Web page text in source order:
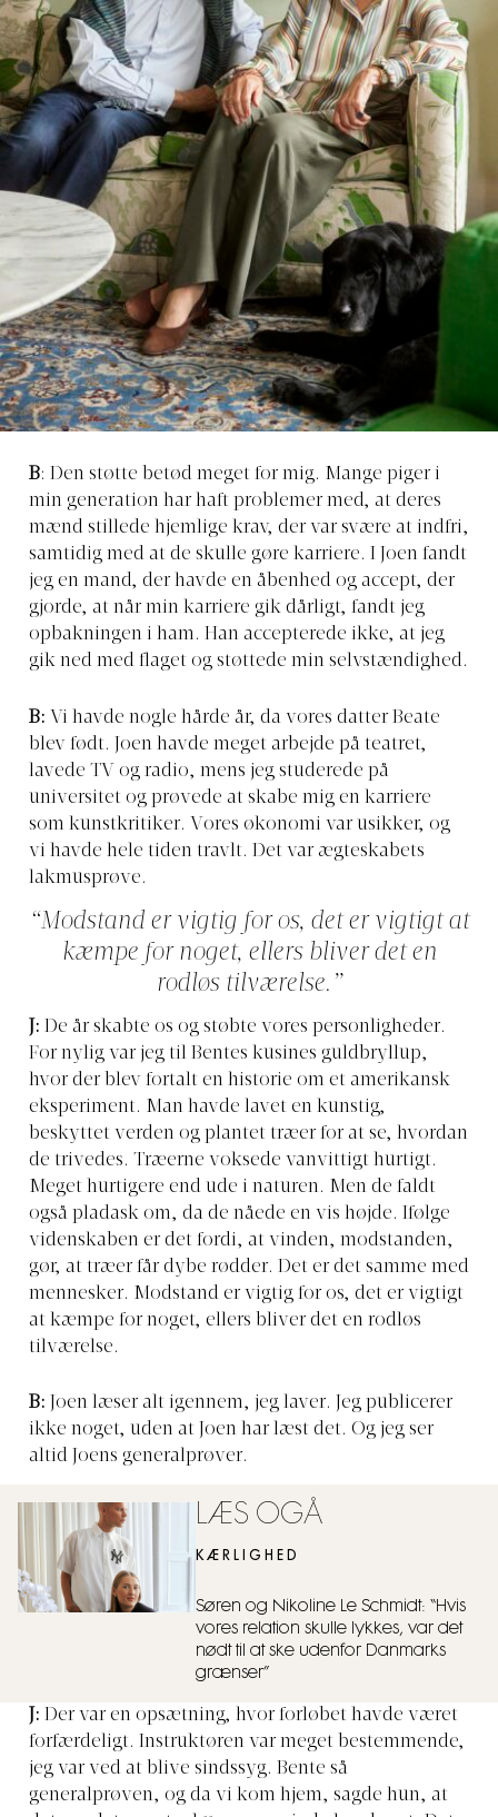
B: Den støtte betød meget for mig. Mange piger i
min generation har haft problemer med, at deres
mænd stillede hjemlige krav, der var svære at indfri,
samtidig med at de skulle gøre karriere. I Joen fandt
jeg en mand, der havde en åbenhed og accept, der
gjorde, at når min karriere gik dårligt, fandt jeg
opbakningen i ham. Han accepterede ikke, at jeg
gik ned med flaget og støttede min selvstændighed.
B: Vi havde nogle hårde år, da vores datter Beate
blev født. Joen havde meget arbejde på teatret,
lavede TV og radio, mens jeg studerede på
universitet og prøvede at skabe mig en karriere
som kunstkritiker. Vores økonomi var usikker, og
vi havde hele tiden travlt. Det var ægteskabets
lakmusprøve.
“Modstand er vigtig for os, det er vigtigt at
kæmpe for noget, ellers bliver det en
rodløs tilværelse.”
J: De år skabte os og støbte vores personligheder.
For nylig var jeg til Bentes kusines guldbryllup,
hvor der blev fortalt en historie om et amerikansk
eksperiment. Man havde lavet en kunstig,
beskyttet verden og plantet træer for at se, hvordan
de trivedes. Træerne voksede vanvittigt hurtigt.
Meget hurtigere end ude i naturen. Men de faldt
også pladask om, da de nåede en vis højde. Ifølge
videnskaben er det fordi, at vinden, modstanden,
gør, at træer får dybe rødder. Det er det samme med
mennesker. Modstand er vigtig for os, det er vigtigt
at kæmpe for noget, ellers bliver det en rodløs
tilværelse.
B: Joen læser alt igennem, jeg laver. Jeg publicerer
ikke noget, uden at Joen har læst det. Og jeg ser
altid Joens generalprøver.
LÆS OGÅ
KÆRLIGHED
Søren og Nikoline Le Schmidt: “Hvis
vores relation skulle lykkes, var det
nødt til at ske udenfor Danmarks
grænser”
J: Der var en opsætning, hvor forløbet havde været
forfærdeligt. Instruktøren var meget bestemmende,
jeg var ved at blive sindssyg. Bente så
generalprøven, og da vi kom hjem, sagde hun, at